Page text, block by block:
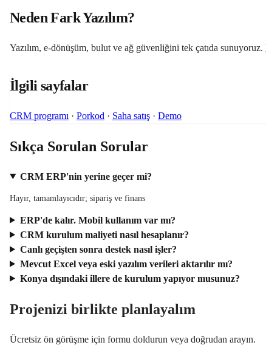
Neden Fark Yazılım?
Yazılım, e-dönüşüm, bulut ve ağ güvenliğini tek çatıda sunuyoruz.
İlgili sayfalar
CRM programı · Porkod · Saha satış · Demo
Sıkça Sorulan Sorular
CRM ERP'nin yerine geçer mi?
Hayır, tamamlayıcıdır; sipariş ve finans
ERP'de kalır. Mobil kullanım var mı?
CRM kurulum maliyeti nasıl hesaplanır?
Canlı geçişten sonra destek nasıl işler?
Mevcut Excel veya eski yazılım verileri aktarılır mı?
Konya dışındaki illere de kurulum yapıyor musunuz?
Projenizi birlikte planlayalım
Ücretsiz ön görüşme için formu doldurun veya doğrudan arayın.